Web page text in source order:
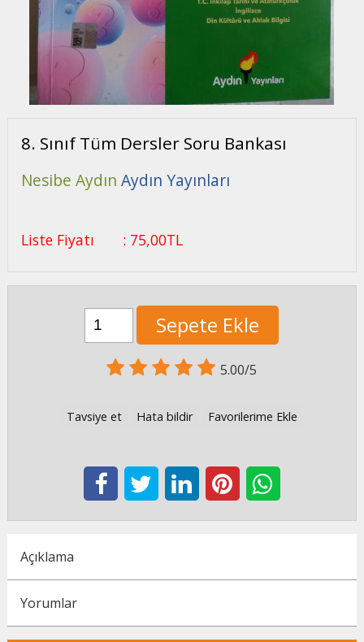
8. Sınıf Tüm Dersler Soru Bankası
Nesibe Aydın Aydın Yayınları
Liste Fiyatı : 75,00TL
Sepete Ekle
5.00/5
Tavsiye et Hata bildir Favorilerime Ekle
Açıklama
Yorumlar